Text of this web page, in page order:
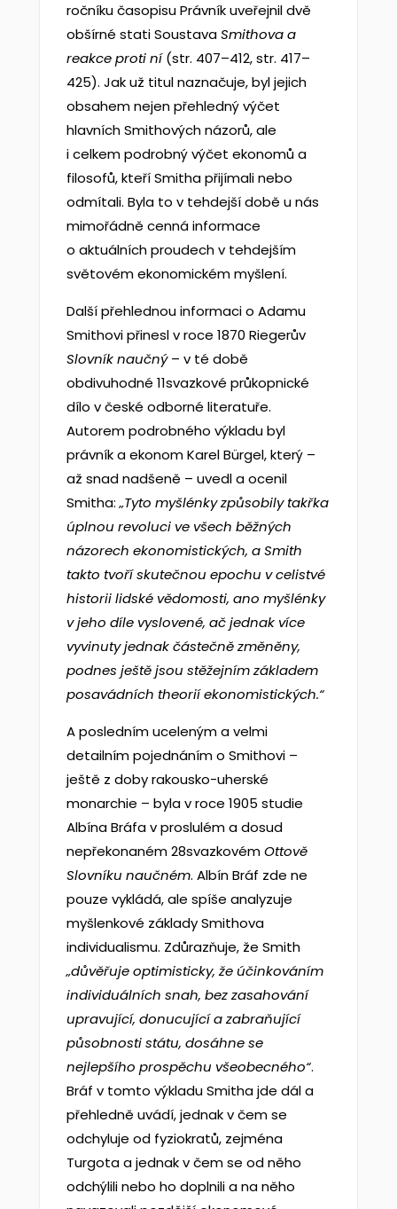
ročníku časopisu Právník uveřejnil dvě
obšírné stati SoustavaSmithova a
reakce proti ní(str. 407–412, str. 417–
425). Jak už titul naznačuje, byl jejich
obsahem nejen přehledný výčet
hlavních Smithových názorů, ale
i celkem podrobný výčet ekonomů a
filosofů, kteří Smitha přijímali nebo
odmítali. Byla to v tehdejší době u nás
mimořádně cenná informace
o aktuálních proudech v tehdejším
světovém ekonomickém myšlení.
Další přehlednou informaci o Adamu
Smithovi přinesl v roce 1870 Riegerův
Slovník naučný– v té době
obdivuhodné 11svazkové průkopnické
dílo v české odborné literatuře.
Autorem podrobného výkladu byl
právník a ekonom Karel Bürgel, který –
až snad nadšeně – uvedl a ocenil
Smitha:„Tyto myšlénky způsobily takřka
úplnou revoluci ve všech běžných
názorech ekonomistických, a Smith
takto tvoří skutečnou epochu vcelistvé
historii lidské vědomosti, ano myšlénky
vjeho díle vyslovené, ač jednak více
vyvinuty jednakčástečně změněny,
podnes ještě jsou stěžejním základem
posavádních theorií ekonomistických.“
A posledním uceleným a velmi
detailním pojednáním o Smithovi –
ještě z doby rakousko-uherské
monarchie – byla v roce 1905 studie
Albína Bráfa v proslulém a dosud
nepřekonaném 28svazkovémOttově
Slovníku naučném. Albín Bráf zde ne
pouze vykládá, ale spíše analyzuje
myšlenkové základy Smithova
individualismu. Zdůrazňuje, že Smith
„důvěřuje optimisticky, žeúčinkováním
individuálních snah, bez zasahování
upravující, donucující a zabraňující
působnosti státu, dosáhne se
nejlepšího prospěchu všeobecného“.
Bráf v tomto výkladu Smitha jde dál a
přehledně uvádí, jednak v čem se
odchyluje od fyziokratů, zejména
Turgota a jednak v čem se od něho
odchýlili nebo ho doplnili a na něho